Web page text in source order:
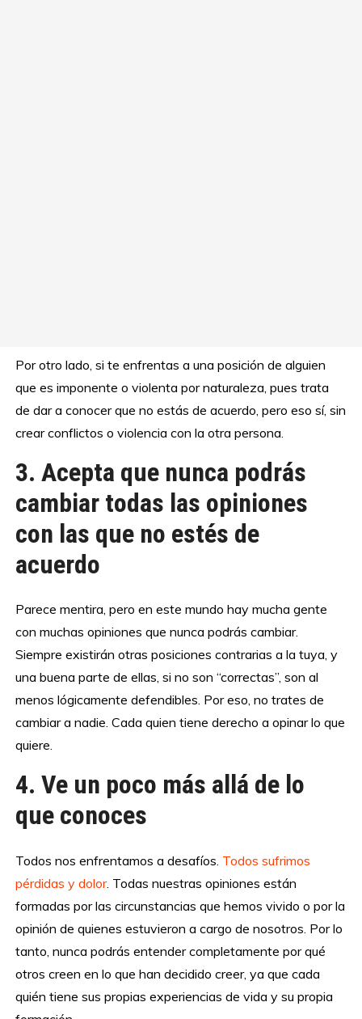
Por otro lado, si te enfrentas a una posición de alguien
que es imponente o violenta por naturaleza, pues trata
de dar a conocer que no estás de acuerdo, pero eso sí, sin
crear conflictos o violencia con la otra persona.
3. Acepta que nunca podrás
cambiar todas las opiniones
con las que no estés de
acuerdo
Parece mentira, pero en este mundo hay mucha gente
con muchas opiniones que nunca podrás cambiar.
Siempre existirán otras posiciones contrarias a la tuya, y
una buena parte de ellas, si no son “correctas”, son al
menos lógicamente defendibles. Por eso, no trates de
cambiar a nadie. Cada quien tiene derecho a opinar lo que
quiere.
4. Ve un poco más allá de lo
que conoces
Todos nos enfrentamos a desafíos. Todos sufrimos
pérdidas y dolor. Todas nuestras opiniones están
formadas por las circunstancias que hemos vivido o por la
opinión de quienes estuvieron a cargo de nosotros. Por lo
tanto, nunca podrás entender completamente por qué
otros creen en lo que han decidido creer, ya que cada
quién tiene sus propias experiencias de vida y su propia